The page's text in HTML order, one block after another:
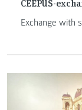
CEEPUS-
Exchange with